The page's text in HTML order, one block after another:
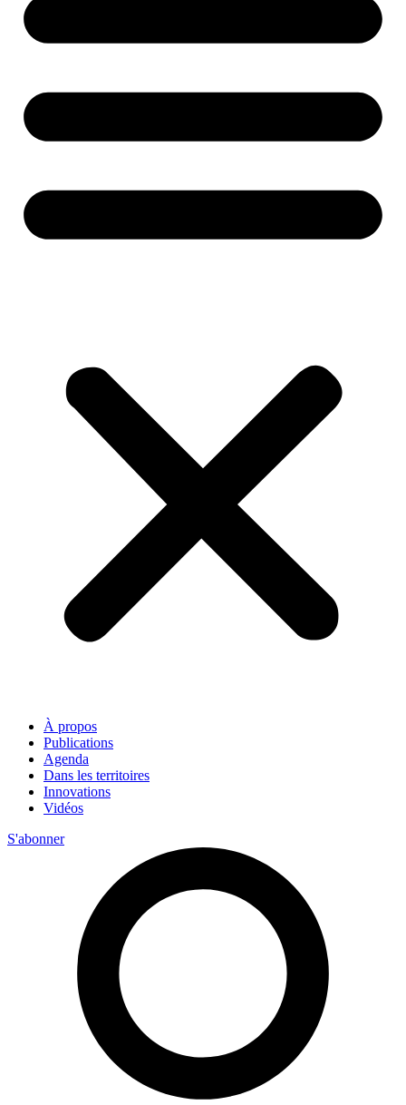
À propos
Publications
Agenda
Dans les territoires
Innovations
Vidéos
S'abonner